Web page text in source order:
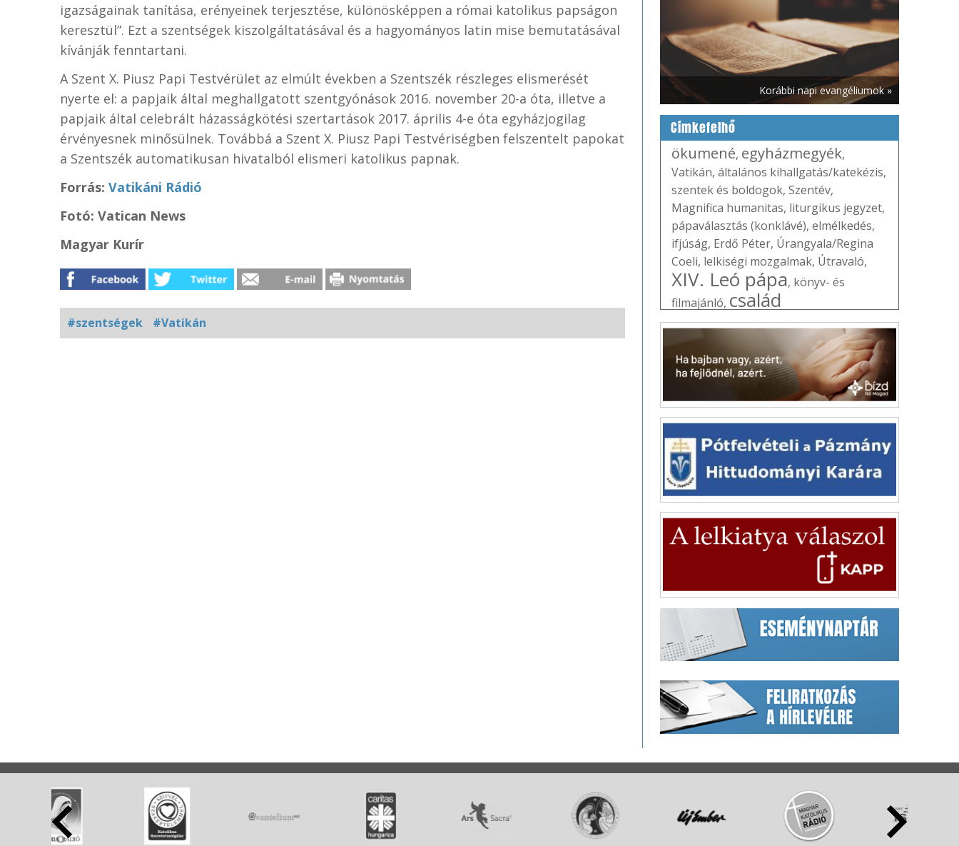
igazságainak tanítása, erényeinek terjesztése, különösképpen a római katolikus papságon
keresztül”. Ezt a szentségek kiszolgáltatásával és a hagyományos latin mise bemutatásával
kívánják fenntartani.
A Szent X. Piusz Papi Testvérület az elmúlt években a Szentszék részleges elismerését
nyerte el: a papjaik által meghallgatott szentgyónások 2016. november 20-a óta, illetve a
papjaik által celebrált házasságkötési szertartások 2017. április 4-e óta egyházjogilag
érvényesnek minősülnek. Továbbá a Szent X. Piusz Papi Testvériségben felszentelt papokat
a Szentszék automatikusan hivatalból elismeri katolikus papnak.
Forrás: Vatikáni Rádió
Fotó: Vatican News
Magyar Kurír
#szentségek #Vatikán
Korábbi napi evangéliumok »
Címkefelhő
ökumené, egyházmegyék,
Vatikán, általános kihallgatás/katekézis,
szentek és boldogok, Szentév,
Magnifica humanitas, liturgikus jegyzet,
pápaválasztás (konklávé), elmélkedés,
ifjúság, Erdő Péter, Úrangyala/Regina
Coeli, lelkiségi mozgalmak, Útravaló,
XIV. Leó pápa, könyv- és
filmajánló, család